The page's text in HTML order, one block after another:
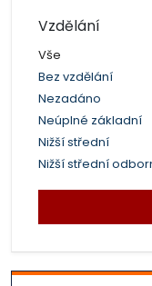
Vzdělání
Vše
Bez vzdělání
Nezadáno
Neúplné základní
Nižší střední
Nižší střední